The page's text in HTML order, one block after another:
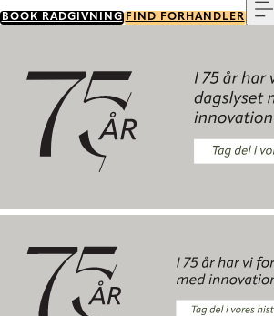
BOOK RÅDGIVNING FIND FORHANDLER